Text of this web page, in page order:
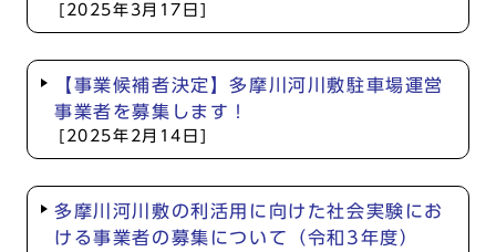
[2025年3月17日]
【事業候補者決定】多摩川河川敷駐車場運営
事業者を募集します！
[2025年2月14日]
多摩川河川敷の利活用に向けた社会実験にお
ける事業者の募集について（令和3年度）